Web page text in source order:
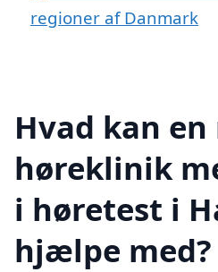
regioner af Danmark
Hvad kan
høreklinik
i høretest i
hjælpe med?